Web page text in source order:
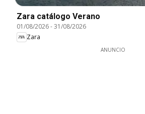
Zara catálogo Verano
01/08/2026-31/08/2026
Zara
ANUNCIO